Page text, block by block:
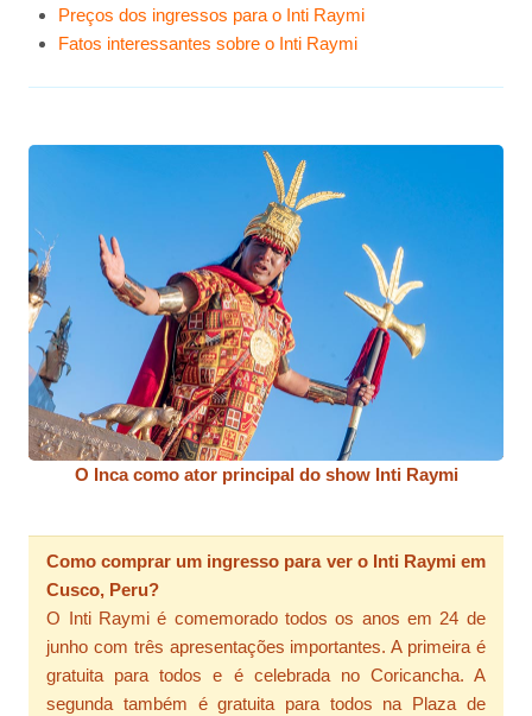
Preços dos ingressos para o Inti Raymi
Fatos interessantes sobre o Inti Raymi
O Inca como ator principal do show Inti Raymi
Como comprar um ingresso para ver o Inti Raymi em
Cusco, Peru?
O Inti Raymi é comemorado todos os anos em 24 de
junho com três apresentações importantes. A primeira é
gratuita para todos e é celebrada no Coricancha. A
segunda também é gratuita para todos na Plaza de